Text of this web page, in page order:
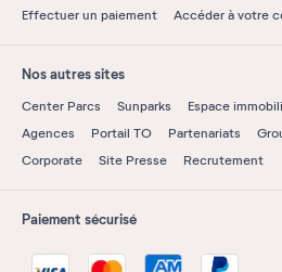
Effectuer un paiement Accéder à votre
Nos autres sites
Center Parcs Sunparks Espace
Agences
Portail TO Partenariats
Corporate
Site Presse Recrutement
Paiement sécurisé